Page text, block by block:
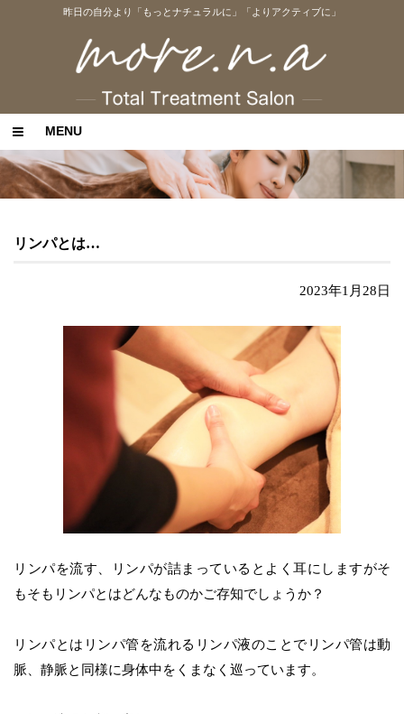
昨日の自分より「もっとナチュラルに」「よりアクティブに」
MENU
リンパとは…
2023年1月28日
リンパを流す、リンパが詰まっているとよく耳にしますがそ
もそもリンパとはどんなものかご存知でしょうか？
リンパとはリンパ管を流れるリンパ液のことでリンパ管は動
脈、静脈と同様に身体中をくまなく巡っています。